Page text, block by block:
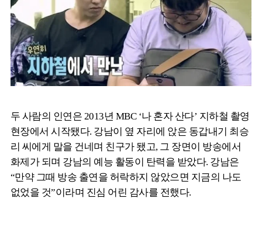
두 사람의 인연은 2013년 MBC ‘나 혼자 산다’ 지하철 촬영
현장에서 시작됐다. 강남이 옆 자리에 앉은 동갑내기 최승
리 씨에게 말을 건네며 친구가 됐고, 그 장면이 방송에서
화제가 되며 강남의 예능 활동이 탄력을 받았다. 강남은
“만약 그때 방송 출연을 허락하지 않았으면 지금의 나도
없었을 것”이라며 진심 어린 감사를 전했다.